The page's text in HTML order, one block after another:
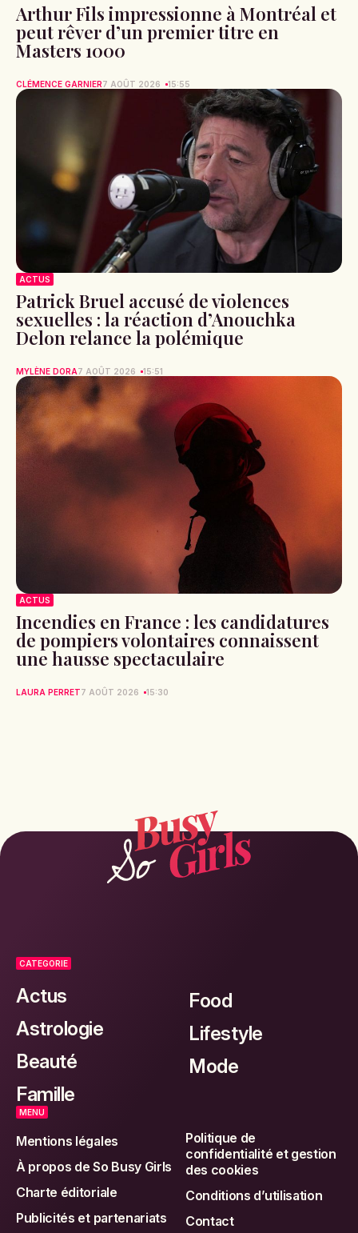
Arthur Fils impressionne à Montréal et
peut rêver d’un premier titre en
Masters 1000
CLÉMENCE GARNIER7 AOÛT 2026 15:55
ACTUS
Patrick Bruel accusé de violences
sexuelles : la réaction d’Anouchka
Delon relance la polémique
MYLÈNE DORA7 AOÛT 2026 15:51
ACTUS
Incendies en France : les candidatures
de pompiers volontaires connaissent
une hausse spectaculaire
LAURA PERRET7 AOÛT 2026 15:30
CATEGORIE
Actus
Astrologie
Beauté
Famille
Food
Lifestyle
Mode
MENU
Mentions légales
À propos de So Busy Girls
Charte éditoriale
Publicités et partenariats
Politique de
confidentialité et gestion
des cookies
Conditions d’utilisation
Contact